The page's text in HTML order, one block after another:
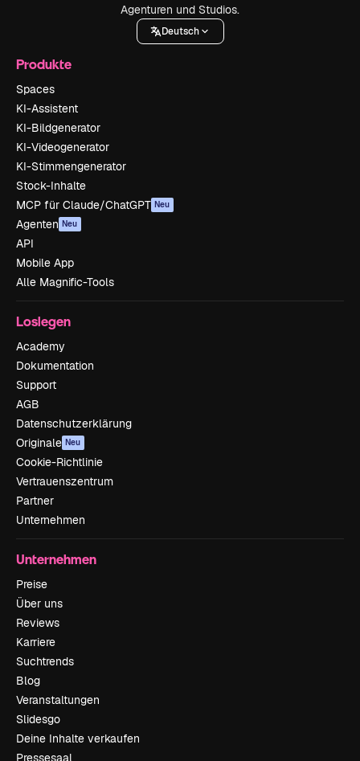
Agenturen und Studios.
Deutsch
Produkte
Spaces
KI-Assistent
KI-Bildgenerator
KI-Videogenerator
KI-Stimmengenerator
Stock-Inhalte
MCP für Claude/ChatGPT Neu
Agenten Neu
API
Mobile App
Alle Magnific-Tools
Loslegen
Academy
Dokumentation
Support
AGB
Datenschutzerklärung
Originale Neu
Cookie-Richtlinie
Vertrauenszentrum
Partner
Unternehmen
Unternehmen
Preise
Über uns
Reviews
Karriere
Suchtrends
Blog
Veranstaltungen
Slidesgo
Deine Inhalte verkaufen
Pressesaal